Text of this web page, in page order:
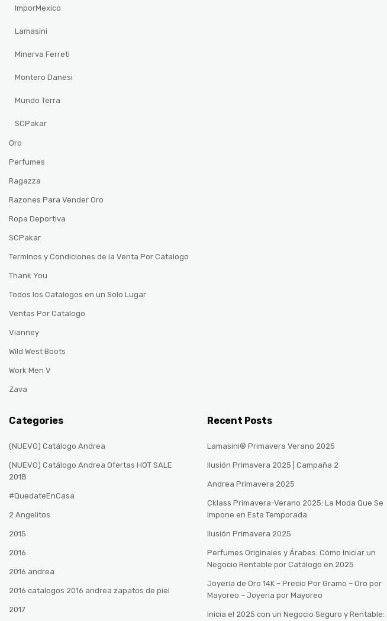
ImporMexico
Lamasini
Minerva Ferreti
Montero Danesi
Mundo Terra
SCPakar
Oro
Perfumes
Ragazza
Razones Para Vender Oro
Ropa Deportiva
SCPakar
Terminos y Condiciones de la Venta Por Catalogo
Thank You
Todos los Catalogos en un Solo Lugar
Ventas Por Catalogo
Vianney
Wild West Boots
Work Men V
Zava
Categories
(NUEVO) Catálogo Andrea
(NUEVO) Catálogo Andrea Ofertas HOT SALE
2018
#QuedateEnCasa
2 Angelitos
2015
2016
2016 andrea
2016 catalogos 2016 andrea zapatos de piel
2017
Recent Posts
Lamasini® Primavera Verano 2025
Ilusión Primavera 2025 | Campaña 2
Andrea Primavera 2025
Cklass Primavera-Verano 2025: La Moda Que Se
Impone en Esta Temporada
Ilusión Primavera 2025
Perfumes Originales y Árabes: Cómo Iniciar un
Negocio Rentable por Catálogo en 2025
Joyería de Oro 14K – Precio Por Gramo – Oro por
Mayoreo – Joyeria por Mayoreo
Inicia el 2025 con un Negocio Seguro y Rentable: